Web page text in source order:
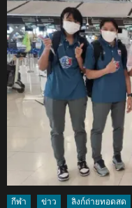
กีฬา ข่าว ลิงก์ถ่ายทอดสด